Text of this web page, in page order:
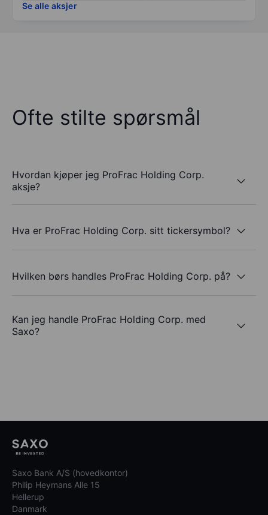
Se alle aksjer
Ofte stilte spørsmål
Hvordan kjøper jeg ProFrac Holding Corp.
aksje?
Hva er ProFrac Holding Corp. sitt tickersymbol?
Hvilken børs handles ProFrac Holding Corp. på?
Kan jeg handle ProFrac Holding Corp. med
Saxo?
Saxo Bank A/S (hovedkontor)
Philip Heymans Alle 15
Hellerup
Danmark